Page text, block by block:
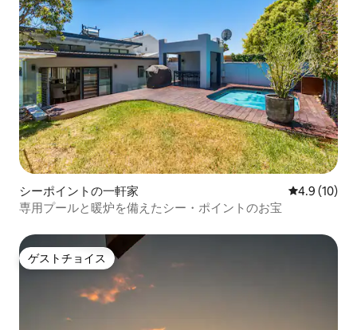
シーポイントの一軒家 レビュー10
4.9 (10)
専用プールと暖炉を備えたシー・ポイントのお宝
ゲストチョイス
ゲストチョイス